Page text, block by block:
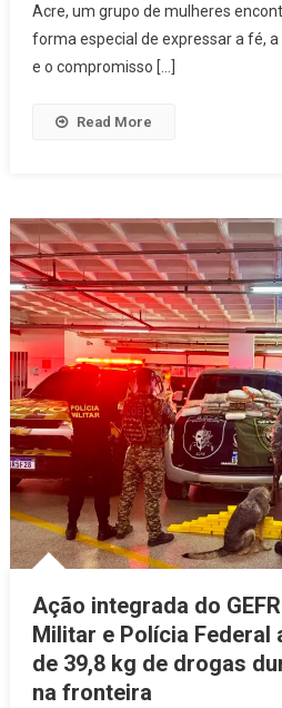
Acre, um grupo de mulheres
forma especial de expressar a fé,
e o compromisso […]
Read More
Ação integrada do
Militar e Polícia Federal
de 39,8 kg de drogas
na fronteira